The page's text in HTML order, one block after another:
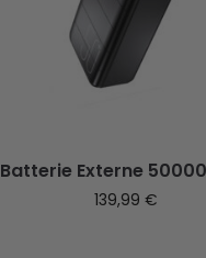
Batterie Externe
139,99 €